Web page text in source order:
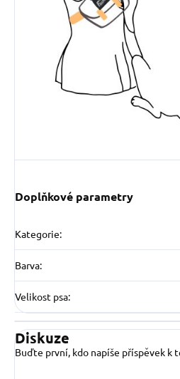
Doplňkové parametry
Kategorie:
Barva:
Velikost psa:
Diskuze
Buďte první, kdo napíše příspěvek k